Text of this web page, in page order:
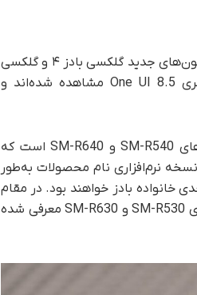
به گزارش تک‌ناک، سامسونگ در حال آماده‌سازی خود برای عرضه زودهنگام هدفون‌های جدید گلکسی بادز ۴ و گلکسی
بادز ۴ پرو است. این محصولات به‌تازگی در نسخه‌ای فاش‌شده از رابط کاربری One UI 8.5 مشاهده شده‌اند و
طبق گزارش اندروید اتوریتی، نسخه‌ فاش‌شده One UI 8.5 حاوی شماره‌مدل‌های SM-R540 و SM-R640 است که
می‌شوند. هرچند در این نسخه نرم‌افزاری نام محصولات به‌طور
بادز خواهند بود. در مقام
مقایسه، مدل‌های پیشین، گلکسی بادز ۳ و گلکسی بادز ۳ پرو، با شماره‌مدل‌های SM-R530 و SM-R630 معرفی شده